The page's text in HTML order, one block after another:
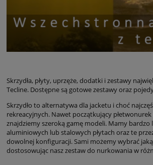
Skrzydła, płyty, uprzęże, dodatki i zestawy
Tecline. Dostępne są gotowe zestawy oraz
Skrzydło to alternatywa dla jacketu i choć
rekreacyjnych. Nawet początkujący
znajdziemy szeroką gamę modeli. Mamy bardzo
aluminiowych lub stalowych płytach oraz te
dowolnej konfiguracji. Sami możemy wybrać
dostosowując nasz zestaw do nurkowania w